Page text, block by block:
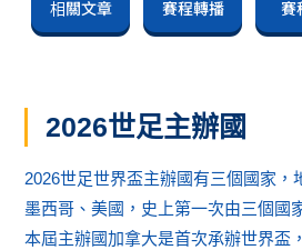
相關文章 賽程轉播 賽
2026世足主辦國
2026世足世界盃主辦國有三個國家，
墨西哥、美國，史上第一次由三個國
本屆主辦國加拿大是首次承辦世界盃